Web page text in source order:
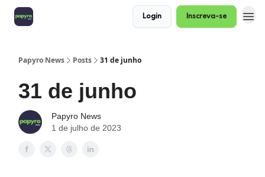
Login Inscreva-se
Papyro News Posts 31 de junho
31 de junho
Papyro News
1 de julho de 2023